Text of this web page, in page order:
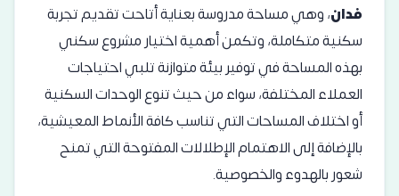
فدان، وهي مساحة مدروسة بعناية أتاحت تقديم تجربة
سكنية متكاملة، وتكمن أهمية اختيار مشروع سكني
بهذه المساحة في توفير بيئة متوازنة تلبي احتياجات
العملاء المختلفة، سواء من حيث تنوع الوحدات السكنية
أو اختلاف المساحات التي تناسب كافة الأنماط المعيشية،
بالإضافة إلى الاهتمام الإطلالات المفتوحة التي تمنح
شعور بالهدوء والخصوصية.